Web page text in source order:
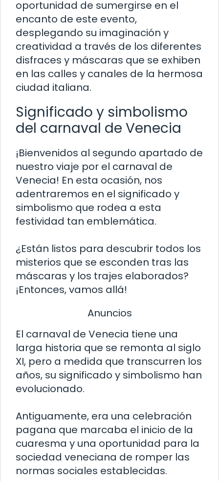
oportunidad de sumergirse en el
encanto de este evento,
desplegando su imaginación y
creatividad a través de los diferentes
disfraces y máscaras que se exhiben
en las calles y canales de la hermosa
ciudad italiana.
Significado y simbolismo
del carnaval de Venecia
¡Bienvenidos al segundo apartado de
nuestro viaje por el carnaval de
Venecia! En esta ocasión, nos
adentraremos en el significado y
simbolismo que rodea a esta
festividad tan emblemática.
¿Están listos para descubrir todos los
misterios que se esconden tras las
máscaras y los trajes elaborados?
¡Entonces, vamos allá!
Anuncios
El carnaval de Venecia tiene una
larga historia que se remonta al siglo
XI, pero a medida que transcurren los
años, su significado y simbolismo han
evolucionado.
Antiguamente, era una celebración
pagana que marcaba el inicio de la
cuaresma y una oportunidad para la
sociedad veneciana de romper las
normas sociales establecidas.